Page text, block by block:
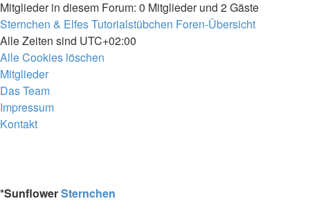
Mitglieder in diesem Forum: 0 Mitglieder und 2 Gäste
Sternchen & Elfes Tutorialstübchen Foren-Übersicht
Alle Zeiten sind UTC+02:00
Alle Cookies löschen
Mitglieder
Das Team
Impressum
Kontakt
*SunflowerSternchen